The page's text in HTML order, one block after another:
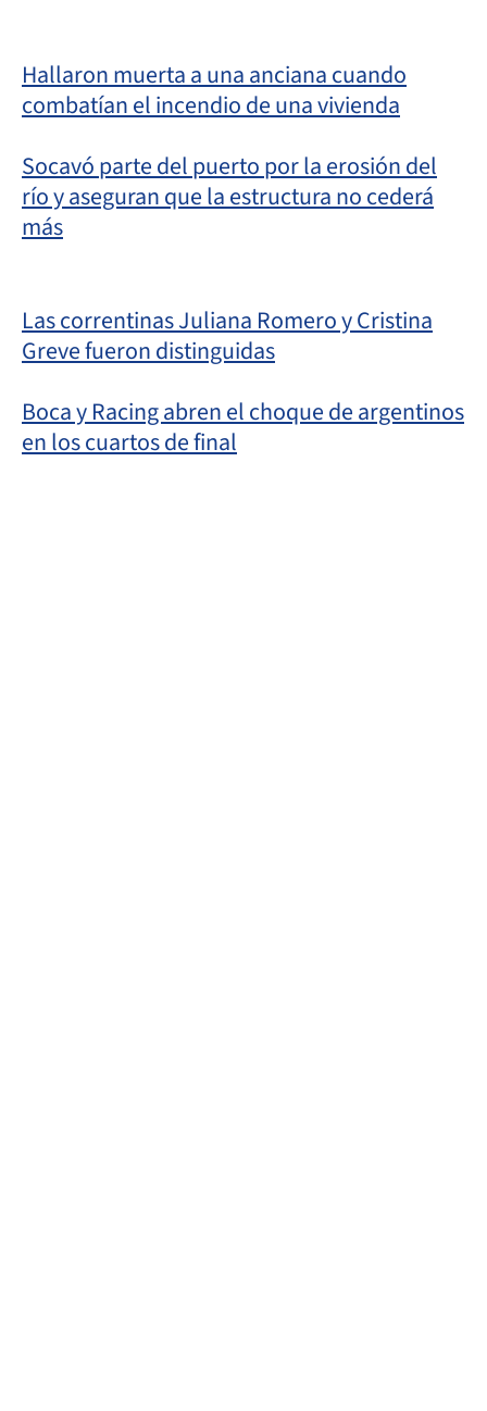
Hallaron muerta a una anciana cuando
combatían el incendio de una vivienda
Socavó parte del puerto por la erosión del
río y aseguran que la estructura no cederá
más
Las correntinas Juliana Romero y Cristina
Greve fueron distinguidas
Boca y Racing abren el choque de argentinos
en los cuartos de final